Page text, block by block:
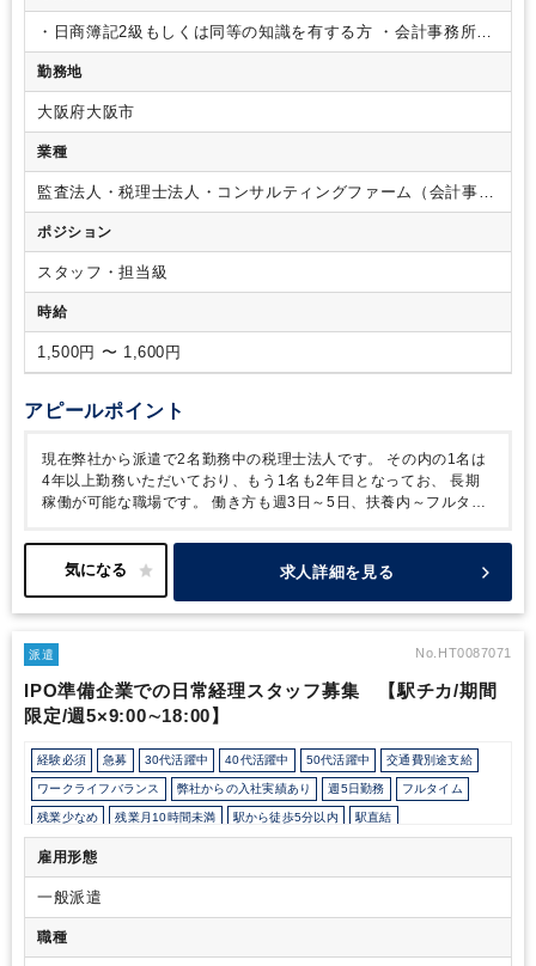
して頂きます。
・日商簿記2級もしくは同等の知識を有する方 ・会計事務所に
て実務経験のある方【歓迎条件】・税理士登録可能or税理士
を目指されている方
勤務地
大阪府大阪市
業種
監査法人・税理士法人・コンサルティングファーム（会計事務
所）
ポジション
スタッフ・担当級
時給
1,500円 〜 1,600円
アピールポイント
現在弊社から派遣で2名勤務中の税理士法人です。
その内の1名は
4年以上勤務いただいており、もう1名も2年目となってお、
長期
稼働が可能な職場です。
働き方も週3日～5日、扶養内～フルタイ
かせください。 新大阪から雨にぬれずに通勤可能な職場ですし、
オフィスも高級感があり、落ち着いた環境です。税理士事務所で
求人詳細を見る
派遣 No.HT0087071
IPO準備企業での日常経理スタッフ募集 【駅チカ/期間
限定/週5×9:00∼18:00】
経験必須 急募 30代活躍中 40代活躍中 50代活躍中 交通費別途支給
ワークライフバランス 弊社からの入社実績あり 週5日勤務 フルタイム
残業少なめ 残業月10時間未満 駅から徒歩5分以内 駅直結
PCA
雇用形態
一般派遣
職種